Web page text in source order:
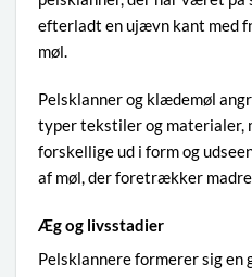
efterladt en ujævn kant med
møl.
Pelsklanner og klædemøl
typer tekstiler og materialer,
forskellige ud i form og
af møl, der foretrækker
Æg og livsstadier
Pelsklannere formerer sig en